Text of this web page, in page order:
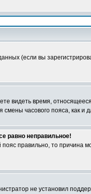
(если вы
видеть время,
смены часового пояса, как
равно неправильное!
пояс правильно, то
не установил